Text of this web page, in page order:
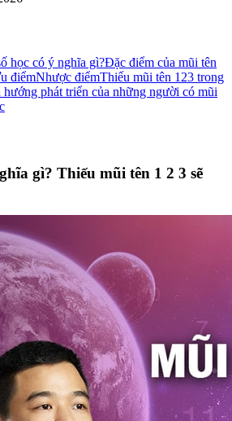
học có ý nghĩa gì?Đặc điểm của mũi tên
điểmNhược điểmThiếu mũi tên 123 trong
phát triển của những người có mũi
gì? Thiếu mũi tên 1 2 3 sẽ